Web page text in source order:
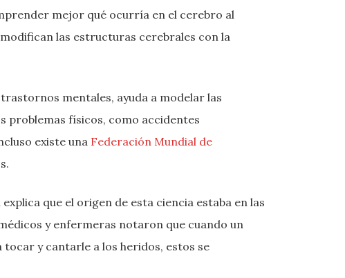
mejor qué ocurría en el cerebro al
las estructuras cerebrales con la
mentales, ayuda a modelar las
problemas físicos, como accidentes
existe una Federación Mundial de
que el origen de esta ciencia estaba en las
y enfermeras notaron que cuando un
y cantarle a los heridos, estos se